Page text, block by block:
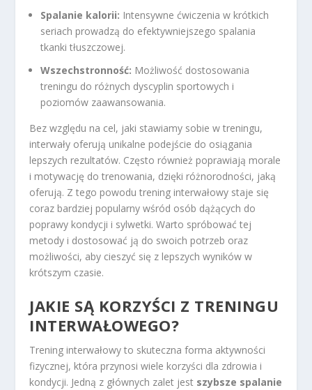
Spalanie kalorii: Intensywne ćwiczenia w krótkich
seriach prowadzą do efektywniejszego spalania
tkanki tłuszczowej.
Wszechstronność: Możliwość dostosowania
treningu do różnych dyscyplin sportowych i
poziomów zaawansowania.
Bez względu na cel, jaki stawiamy sobie w treningu,
interwały oferują unikalne podejście do osiągania
lepszych rezultatów. Często również poprawiają morale
i motywację do trenowania, dzięki różnorodności, jaką
oferują. Z tego powodu trening interwałowy staje się
coraz bardziej popularny wśród osób dążących do
poprawy kondycji i sylwetki. Warto spróbować tej
metody i dostosować ją do swoich potrzeb oraz
możliwości, aby cieszyć się z lepszych wyników w
krótszym czasie.
JAKIE SĄ KORZYŚCI Z TRENINGU
INTERWAŁOWEGO?
Trening interwałowy to skuteczna forma aktywności
fizycznej, która przynosi wiele korzyści dla zdrowia i
kondycji. Jedną z głównych zalet jest szybsze spalanie